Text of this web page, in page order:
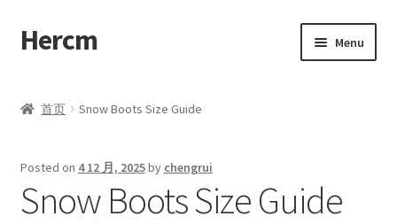
Skip
to
Skip
to
Hercm Menu
首页 Snow Boots Size Guide
Posted on 4 12 月, 2025by chengrui
Snow Boots Size Guide